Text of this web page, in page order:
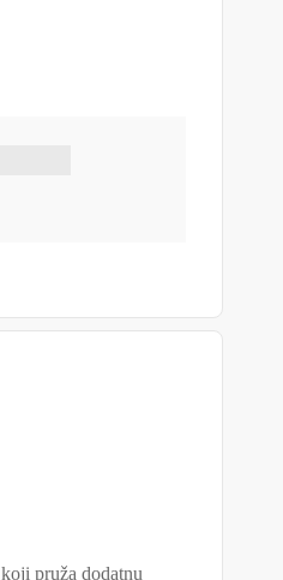
koji pruža dodatnu